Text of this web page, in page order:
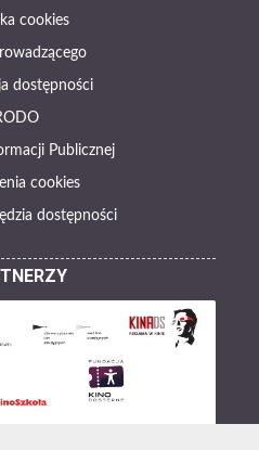
cookies
dostępności
Publicznej
cookies
dostępności